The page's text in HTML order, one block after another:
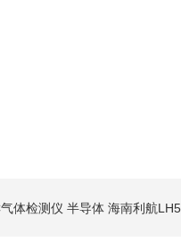
体检测仪 半导体 海南利航